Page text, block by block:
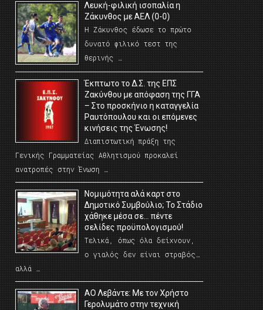
Λευκή-φιλική ισοπαλία η
Ζάκυνθος με ΑΕΛ (0-0)
Η Ζάκυνθος έδωσε το πρώτο
δυνατό φιλικό τεστ της
θερινής …
Έκπτωτο το Δ.Σ. της ΕΠΣ
Ζακύνθου με απόφαση της ΓΓΑ
– Στο προσκήνιο η καταγγελία
Ραυτόπουλου και οι επόμενες
κινήσεις της Ένωσης!
Διαπιστωτική πράξη της
Γενικής Γραμματείας Αθλητισμού προκαλεί
ανατροπές στην Ένωση …
Νομιμότητα αλά καρτ στο
Δημοτικό Συμβούλιο; Το Στάδιο
χάθηκε μέσα σε… πέντε
σελίδες προϋπολογισμού!
Τελικά, όπως όλα δείχνουν,
ο γιαλός δεν είναι στραβός…
αλλά …
ΑΟ Λεβάντε: Με τον Χρήστο
Γερολυμάτο στην τεχνική